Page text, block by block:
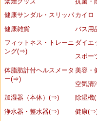
健康サンダル・スリッパ カイロ
健康雑貨
バス用
フィットネス・トレーニ
ング(⇒)
ダイエ
スポー
体脂肪計付ヘルスメータ
ー(⇒)
美容・
空気清
加湿器（本体）(⇒)
除湿機
浄水器・整水器(⇒)
健康